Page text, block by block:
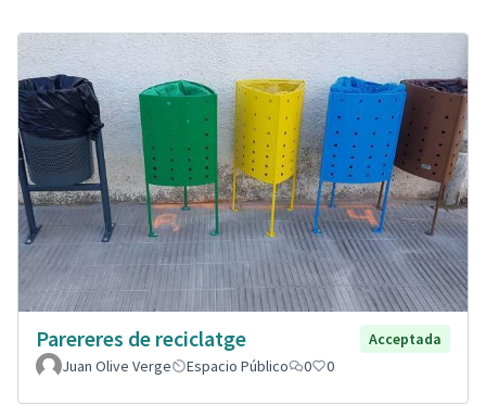
Parereres de reciclatge
Acceptada
Juan Olive Verge
Espacio Público 0 0